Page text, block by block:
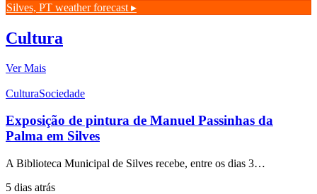
Silves, PT weather forecast ▸
Cultura
Ver Mais
CulturaSociedade
Exposição de pintura de Manuel Passinhas da
Palma em Silves
A Biblioteca Municipal de Silves recebe, entre os dias 3…
5 dias atrás